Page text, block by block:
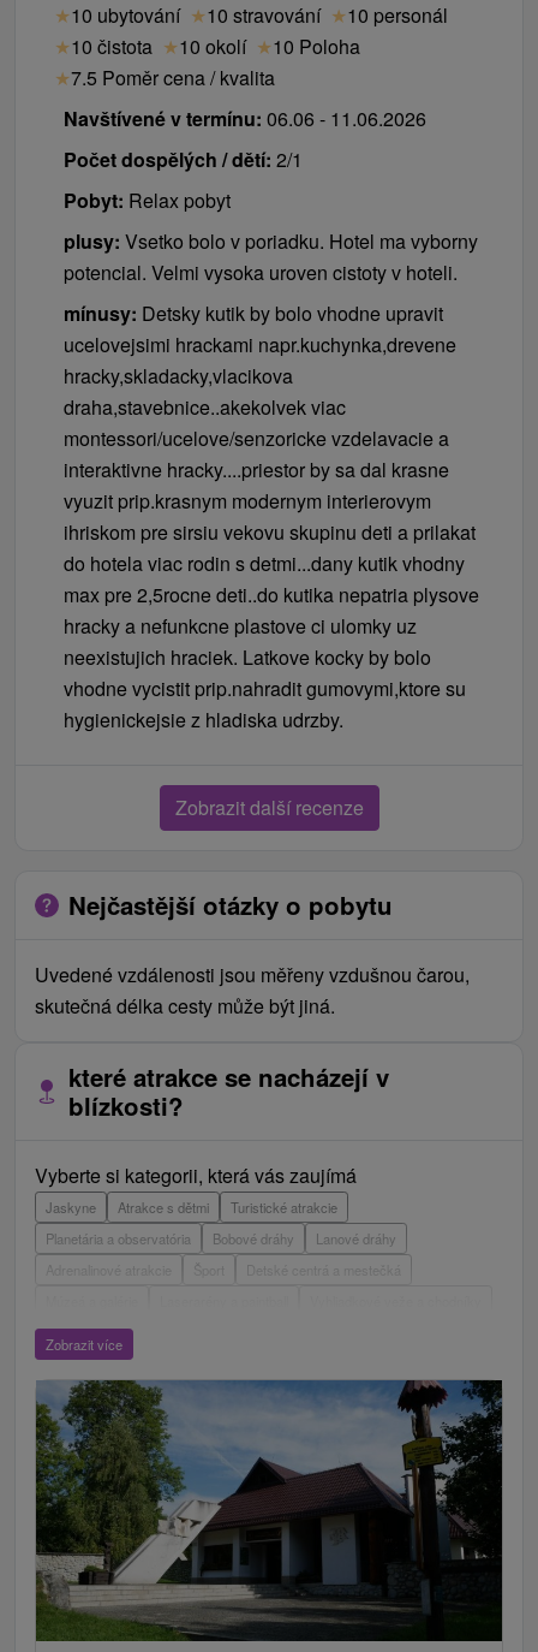
★10 ubytování ★10 stravování ★10 personál
★10 čistota ★10 okolí ★10 Poloha
★7.5 Poměr cena / kvalita
Navštívené v termínu: 06.06 - 11.06.2026
Počet dospělých / dětí: 2/1
Pobyt: Relax pobyt
plusy: Vsetko bolo v poriadku. Hotel ma vyborny
potencial. Velmi vysoka uroven cistoty v hoteli.
mínusy: Detsky kutik by bolo vhodne upravit
ucelovejsimi hrackami napr.kuchynka,drevene
hracky,skladacky,vlacikova
draha,stavebnice..akekolvek viac
montessori/ucelove/senzoricke vzdelavacie a
interaktivne hracky....priestor by sa dal krasne
vyuzit prip.krasnym modernym interierovym
ihriskom pre sirsiu vekovu skupinu deti a prilakat
do hotela viac rodin s detmi...dany kutik vhodny
max pre 2,5rocne deti..do kutika nepatria plysove
hracky a nefunkcne plastove ci ulomky uz
neexistujich hraciek. Latkove kocky by bolo
vhodne vycistit prip.nahradit gumovymi,ktore su
hygienickejsie z hladiska udrzby.
Zobrazit další recenze
Nejčastější otázky o pobytu
Uvedené vzdálenosti jsou měřeny vzdušnou čarou,
skutečná délka cesty může být jiná.
které atrakce se nacházejí v
blízkosti?
Vyberte si kategorii, která vás zaujímá
Jaskyne Atrakce s dětmi
Turistické atrakcie
Planetária a observatória
Bobové dráhy
Lanové dráhy
Adrenalinové atrakcie
Detské centrá a mestečká
ZOO a zvieracie farmy
Hrady, zámky, zrúcaniny
Mestské a zámocké parky
Vyhliadkové lety a plavby
Štíty
Jazerá, plesá, vodné nádrže
Pamätníky
Vodopády
Drevené kostolíky Pramene
Jazda na koni
Túry a turistické chodníky
Kaštiele Horské chaty
Divadlá
Sakrálne miesta
Plte, rafting, splavy
Architektonické stavby
Lyžiarske strediská
Golfové ihriská
Amfiteátre a kiná v prírode
Vínne cesty Cyklotrasy
Zobrazit více